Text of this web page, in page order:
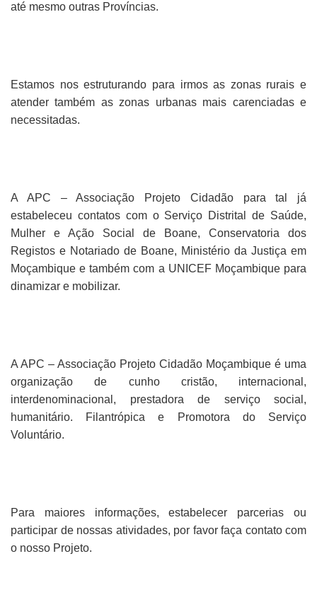
até mesmo outras Províncias.
Estamos nos estruturando para irmos as zonas rurais e
atender também as zonas urbanas mais carenciadas e
necessitadas.
A APC – Associação Projeto Cidadão para tal já
estabeleceu contatos com o Serviço Distrital de Saúde,
Mulher e Ação Social de Boane, Conservatoria dos
Registos e Notariado de Boane, Ministério da Justiça em
Moçambique e também com a UNICEF Moçambique para
dinamizar e mobilizar.
A APC – Associação Projeto Cidadão Moçambique é uma
organização de cunho cristão, internacional,
interdenominacional, prestadora de serviço social,
humanitário. Filantrópica e Promotora do Serviço
Voluntário.
Para maiores informações, estabelecer parcerias ou
participar de nossas atividades, por favor faça contato com
o nosso Projeto.